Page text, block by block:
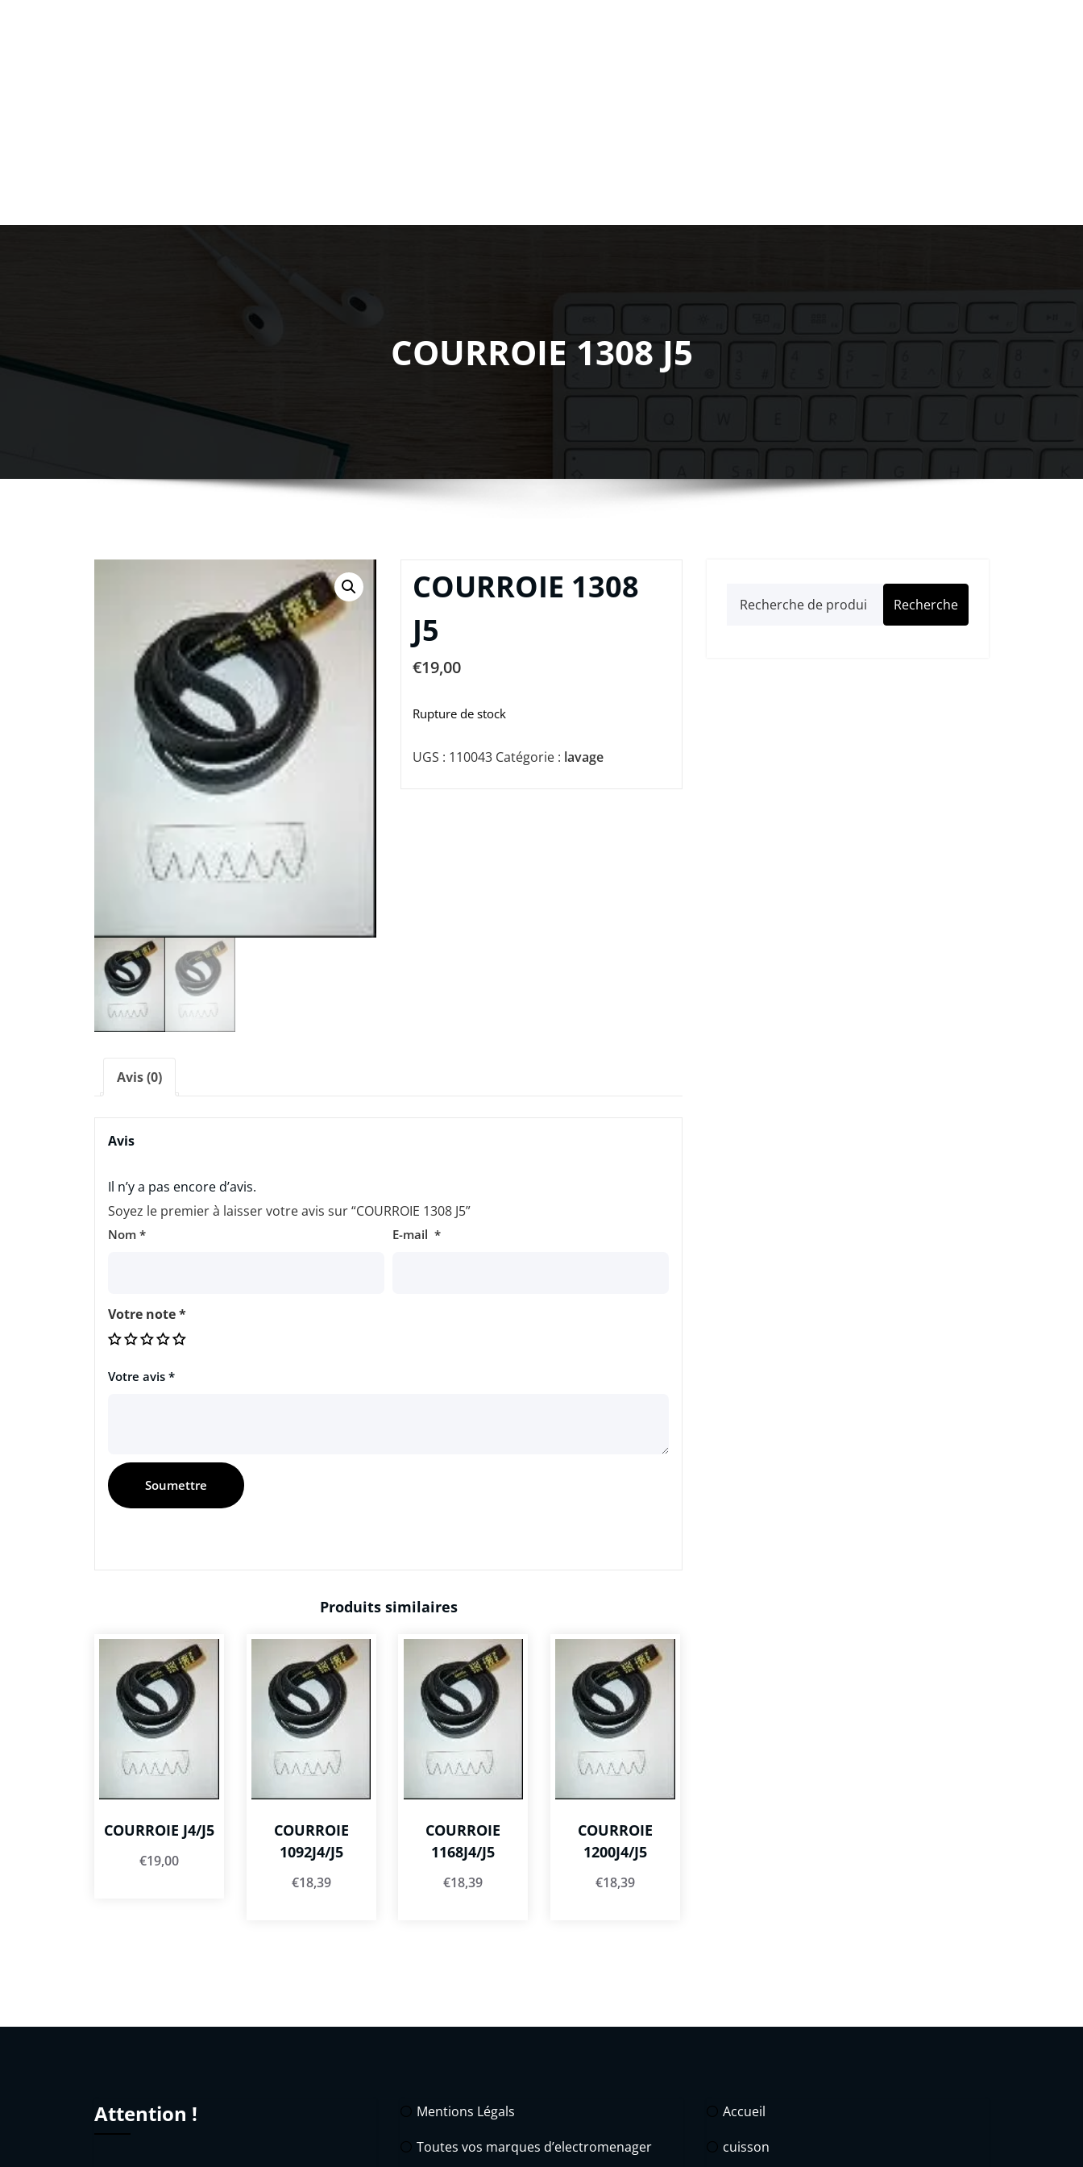
COURROIE 1308 J5
COURROIE 1308
J5
€19,00
Rupture de stock
UGS : 110043 Catégorie : lavage
Avis (0)
Avis
Il n’y a pas encore d’avis.
Soyez le premier à laisser votre avis sur “COURROIE 1308 J5”
Nom * E-mail *
Votre note*
Votre avis *
Produits similaires
COURROIE J4/J5
€19,00
COURROIE
1092J4/J5
€18,39
COURROIE
1168J4/J5
€18,39
COURROIE
1200J4/J5
€18,39
Recherche
Recherche
Attention !
Mentions Légals
Toutes vos marques d’electromenager
Accueil
cuisson